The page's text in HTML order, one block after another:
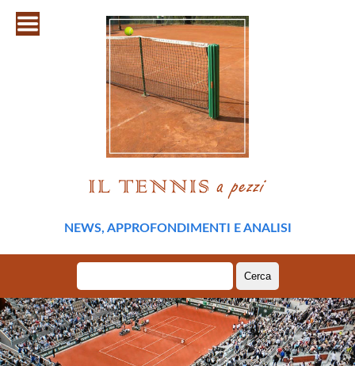
NEWS, APPROFONDIMENTI E ANALISI
per: